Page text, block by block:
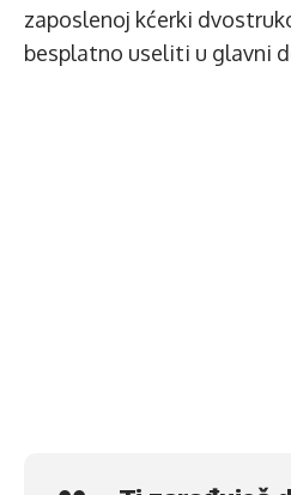
zaposlenoj kćerki
besplatno useliti u glavni